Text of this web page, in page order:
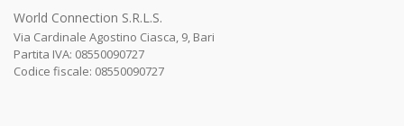
World Connection S.R.L.S.
Via Cardinale Agostino Ciasca, 9, Bari
Partita IVA: 08550090727
Codice fiscale: 08550090727